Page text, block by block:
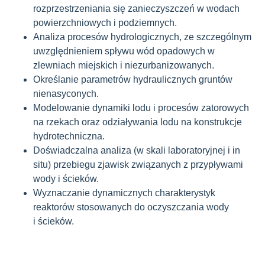
rozprzestrzeniania się zanieczyszczeń w wodach
powierzchniowych i podziemnych.
Analiza procesów hydrologicznych, ze szczególnym
uwzględnieniem spływu wód opadowych w
zlewniach miejskich i niezurbanizowanych.
Określanie parametrów hydraulicznych gruntów
nienasyconych.
Modelowanie dynamiki lodu i procesów zatorowych
na rzekach oraz odziaływania lodu na konstrukcje
hydrotechniczna.
Doświadczalna analiza (w skali laboratoryjnej i in
situ) przebiegu zjawisk związanych z przypływami
wody i ścieków.
Wyznaczanie dynamicznych charakterystyk
reaktorów stosowanych do oczyszczania wody
i ścieków.